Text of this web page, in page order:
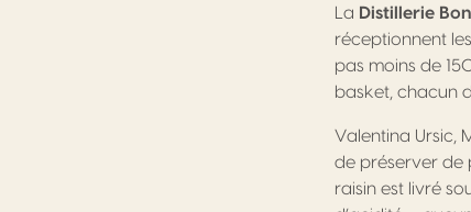
La Distillerie
réceptionnent
pas moins de
basket, chacun
Valentina Ursic,
de préserver de
raisin est livré